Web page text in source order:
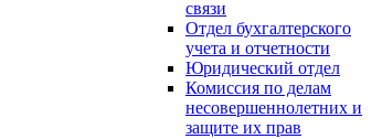
связи
Отдел бухгалтерского
учета и отчетности
Юридический отдел
Комиссия по делам
несовершеннолетних и
защите их прав